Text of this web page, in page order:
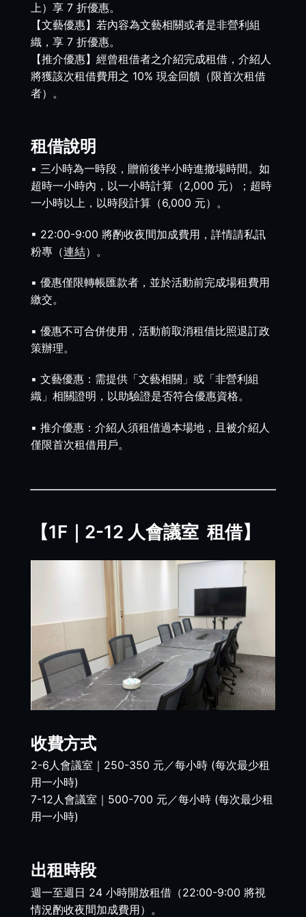
上）享 7 折優惠。
【文藝優惠】若內容為文藝相關或者是非營利組
織，享 7 折優惠。
【推介優惠】經曾租借者之介紹完成租借，介紹人
將獲該次租借費用之 10% 現金回饋（限首次租借
者）。
租借說明
▪︎ 三小時為一時段，贈前後半小時進撤場時間。如
超時一小時內，以一小時計算（2,000 元）；超時
一小時以上，以時段計算（6,000 元）。
▪︎ 22:00-9:00 將酌收夜間加成費用，詳情請私訊
粉專（連結）。
▪︎ 優惠僅限轉帳匯款者，並於活動前完成場租費用
繳交。
▪︎ 優惠不可合併使用，活動前取消租借比照退訂政
策辦理。
▪︎ 文藝優惠：需提供「文藝相關」或「非營利組
織」相關證明，以助驗證是否符合優惠資格。
▪︎ 推介優惠：介紹人須租借過本場地，且被介紹人
僅限首次租借用戶。
【1F｜2-12 人會議室 租借】
收費方式
2-6人會議室｜250-350 元／每小時 (每次最少租
用一小時)
7-12人會議室｜500-700 元／每小時 (每次最少租
用一小時)
出租時段
週一至週日 24 小時開放租借（22:00-9:00 將視
情況酌收夜間加成費用）。